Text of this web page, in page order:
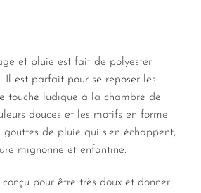
et pluie est fait de polyester
Il est parfait pour se reposer les
touche ludique à la chambre de
douces et les motifs en forme
de pluie qui s’en échappent,
mignonne et enfantine.
pour être très doux et donner